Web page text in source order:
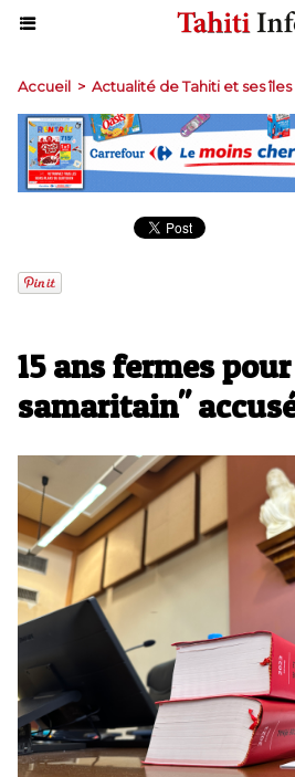
Accueil > Actualité de Tahiti et ses îles
15 ans fermes
samaritain"